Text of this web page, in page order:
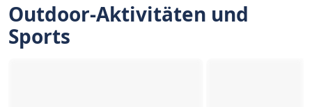
Outdoor-Aktivitäten und
Sports